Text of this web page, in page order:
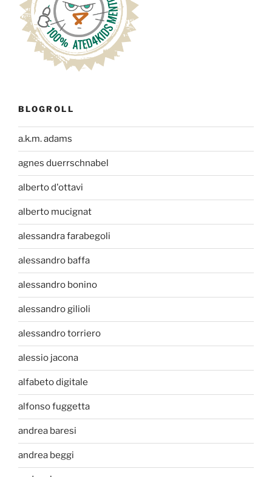
BLOGROLL
a.k.m. adams
agnes duerrschnabel
alberto d'ottavi
alberto mucignat
alessandra farabegoli
alessandro baffa
alessandro bonino
alessandro gilioli
alessandro torriero
alessio jacona
alfabeto digitale
alfonso fuggetta
andrea baresi
andrea beggi